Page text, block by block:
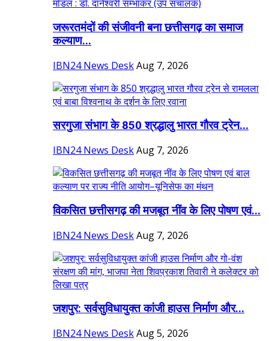
जरूरतमंदों की संजीवनी बना छत्तीसगढ़ का समाज
कल्याण...
IBN24 News DeskAug 7, 2026
सरगुजा संभाग के 850 श्रद्धालु भारत गौरव ट्रेन...
IBN24 News DeskAug 7, 2026
विकसित छत्तीसगढ़ की मजबूत नींव के लिए पोषण एवं...
IBN24 News DeskAug 7, 2026
जशपुर: सर्वसुविधायुक्त कांजी हाउस निर्माण और...
IBN24 News DeskAug 5, 2026